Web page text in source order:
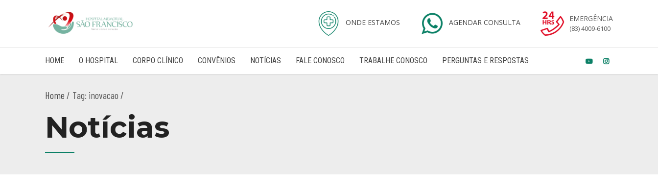
ONDE ESTAMOS AGENDAR CONSULTA EMERGÊNCIA
(83) 4009-6100
HOME O HOSPITAL CORPO CLÍNICO CONVÊNIOS NOTÍCIAS FALE CONOSCO TRABALHE CONOSCO PERGUNTAS E RESPOSTAS
Home Tag: inovacao /
Notícias